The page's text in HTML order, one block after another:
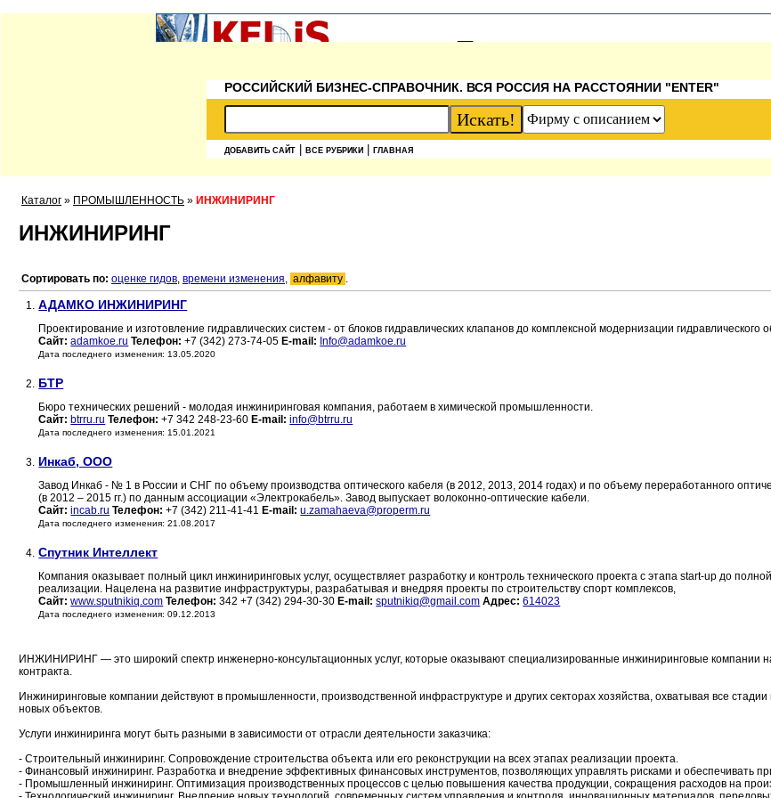
РОССИЙСКИЙ БИЗНЕС-СПРАВОЧНИК. ВСЯ РОССИЯ НА РАССТОЯНИИ "ENTER"
ДОБАВИТЬ САЙТ ВСЕ РУБРИКИ ГЛАВНАЯ
Каталог » ПРОМЫШЛЕННОСТЬ » ИНЖИНИРИНГ
ИНЖИНИРИНГ
Сортировать по: оценке гидов, времени изменения, алфавиту .
1. АДАМКО ИНЖИНИРИНГ
Проектирование и изготовление гидравлических систем - от блоков гидравлических клапанов до комплексной модернизации гидравлического
Сайт: adamkoe.ru Телефон: +7 (342) 273-74-05 E-mail: Info@adamkoe.ru
Дата последнего изменения: 13.05.2020
2. БТР
Бюро технических решений - молодая инжиниринговая компания, работаем в химической промышленности.
Сайт: btrru.ru Телефон: +7 342 248-23-60 E-mail: info@btrru.ru
Дата последнего изменения: 15.01.2021
3. Инкаб, ООО
Завод Инкаб - № 1 в России и СНГ по объему производства оптического кабеля (в 2012, 2013, 2014 годах) и по объему переработанного
(в 2012 – 2015 гг.) по данным ассоциации «Электрокабель». Завод выпускает волоконно-оптические кабели.
Сайт: incab.ru Телефон: +7 (342) 211-41-41 E-mail: u.zamahaeva@properm.ru
Дата последнего изменения: 21.08.2017
4. Спутник Интеллект
Компания оказывает полный цикл инжиниринговых услуг, осуществляет разработку и контроль технического проекта с этапа start-up до
реализации. Нацелена на развитие инфраструктуры, разрабатывая и внедряя проекты по строительству спорт комплексов,
Сайт: www.sputnikiq.com Телефон: 342 +7 (342) 294-30-30 E-mail: sputnikiq@gmail.com Адрес: 614023
Дата последнего изменения: 09.12.2013
ИНЖИНИРИНГ — это широкий спектр инженерно-консультационных услуг, которые оказывают специализированные инжиниринговые компании
контракта.
Инжиниринговые компании действуют в промышленности, производственной инфраструктуре и других секторах хозяйства, охватывая все стадии
новых объектов.
Услуги инжиниринга могут быть разными в зависимости от отрасли деятельности заказчика:
- Строительный инжиниринг. Сопровождение строительства объекта или его реконструкции на всех этапах реализации проекта.
- Финансовый инжиниринг. Разработка и внедрение эффективных финансовых инструментов, позволяющих управлять рисками и обеспечивать
- Промышленный инжиниринг. Оптимизация производственных процессов с целью повышения качества продукции, сокращения расходов на